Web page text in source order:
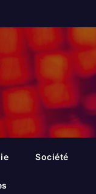
Société